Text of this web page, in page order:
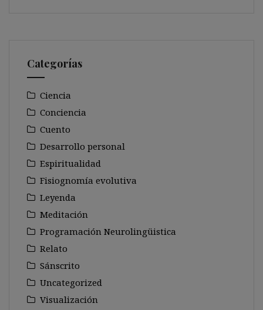
Categorías
Ciencia
Conciencia
Cuento
Desarrollo personal
Espiritualidad
Fisiognomía evolutiva
Leyenda
Meditación
Programación Neurolingüistica
Relato
Sánscrito
Uncategorized
Visualización